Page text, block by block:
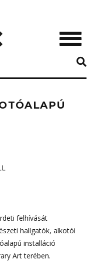
felhívását
hallgatók, alkotói
installáció
Art terében.